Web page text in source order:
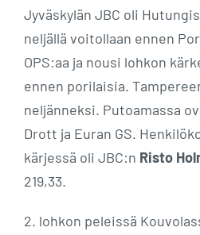
Jyväskylän JBC oli
neljällä voitollaan ennen
OPS:aa ja nousi lohkon
ennen porilaisia.
neljänneksi. Putoamassa
Drott ja Euran GS.
kärjessä oli JBC:n Risto
219,33.
2. lohkon peleissä